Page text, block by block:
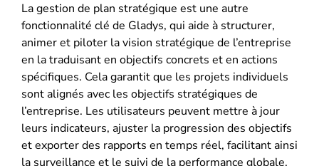
La gestion de plan stratégique est une autre
fonctionnalité clé de Gladys, qui aide à structurer,
animer et piloter la vision stratégique de l’entreprise
en la traduisant en objectifs concrets et en actions
spécifiques. Cela garantit que les projets individuels
sont alignés avec les objectifs stratégiques de
l’entreprise. Les utilisateurs peuvent mettre à jour
leurs indicateurs, ajuster la progression des objectifs
et exporter des rapports en temps réel, facilitant ainsi
la surveillance et le suivi de la performance globale.